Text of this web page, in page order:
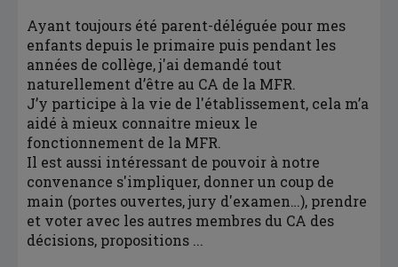
Ayant toujours été parent-déléguée pour mes
enfants depuis le primaire puis pendant les
années de collège, j'ai demandé tout
naturellement d’être au CA de la MFR.
J’y participe à la vie de l'établissement, cela m’a
aidé à mieux connaitre mieux le
fonctionnement de la MFR.
Il est aussi intéressant de pouvoir à notre
convenance s'impliquer, donner un coup de
main (portes ouvertes, jury d'examen…), prendre
et voter avec les autres membres du CA des
décisions, propositions ...